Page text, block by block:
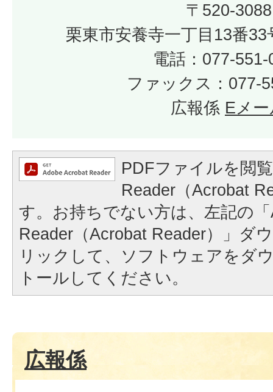
〒520-3088
栗東市安養寺一丁目13番
電話：077-551-
ファックス：077-
広報係 Eメ
PDFファイルを閲
Reader（Acrobat
す。お持ちでない方は、左記の
Reader（Acrobat Reader）」ダ
リックして、ソフトウェアをダ
トールしてください。
広報係